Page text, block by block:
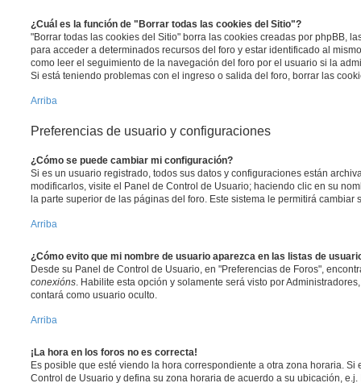
¿Cuál es la función de "Borrar todas las cookies del Sitio"?
"Borrar todas las cookies del Sitio" borra las cookies creadas por phpBB,
para acceder a determinados recursos del foro y estar identificado al
como leer el seguimiento de la navegación del foro por el usuario si la
Si está teniendo problemas con el ingreso o salida del foro, borrar las
Arriba
Preferencias de usuario y configuraciones
¿Cómo se puede cambiar mi configuración?
Si es un usuario registrado, todos sus datos y configuraciones están
modificarlos, visite el Panel de Control de Usuario; haciendo clic en su
la parte superior de las páginas del foro. Este sistema le permitirá cambiar
Arriba
¿Cómo evito que mi nombre de usuario aparezca en las listas de
Desde su Panel de Control de Usuario, en "Preferencias de Foros",
conexións. Habilite esta opción y solamente será visto por
contará como usuario oculto.
Arriba
¡La hora en los foros no es correcta!
Es posible que esté viendo la hora correspondiente a otra zona horaria. Si
Control de Usuario y defina su zona horaria de acuerdo a su ubicación, e.j.